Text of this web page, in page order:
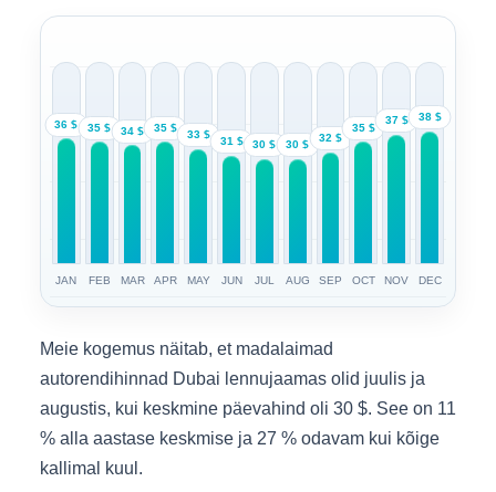
36 $
JAN
35 $
FEB
34 $
MAR
35 $
APR
33 $
MAY
31 $
JUN
30 $
JUL
30 $
AUG
32 $
SEP
35 $
OCT
37 $
NOV
38 $
DEC
Meie kogemus näitab, et madalaimad
autorendihinnad Dubai lennujaamas olid juulis ja
augustis, kui keskmine päevahind oli 30 $. See on 11
% alla aastase keskmise ja 27 % odavam kui kõige
kallimal kuul.